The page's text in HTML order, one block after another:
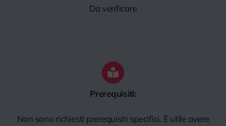
Da verificare
Prerequisiti:
Non sono richiesti prerequisiti specifici. È utile avere